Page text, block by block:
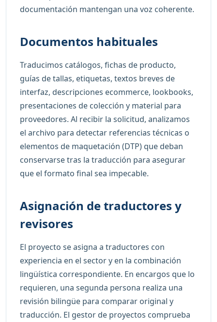
documentación mantengan una voz coherente.
Documentos habituales
Traducimos catálogos, fichas de producto,
guías de tallas, etiquetas, textos breves de
interfaz, descripciones ecommerce, lookbooks,
presentaciones de colección y material para
proveedores. Al recibir la solicitud, analizamos
el archivo para detectar referencias técnicas o
elementos de maquetación (DTP) que deban
conservarse tras la traducción para asegurar
que el formato final sea impecable.
Asignación de traductores y
revisores
El proyecto se asigna a traductores con
experiencia en el sector y en la combinación
lingüística correspondiente. En encargos que lo
requieren, una segunda persona realiza una
revisión bilingüe para comparar original y
traducción. El gestor de proyectos comprueba